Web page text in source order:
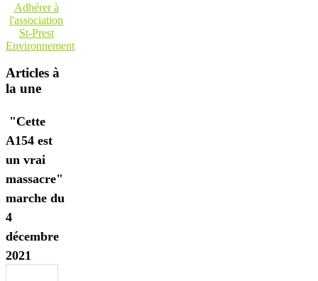
Adhérer à
l'association
St-Prest
Environnement
Articles à
la une
"Cette
A154 est
un vrai
massacre"
marche du
4
décembre
2021